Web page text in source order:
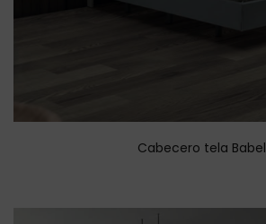
Cabecero tela Babel